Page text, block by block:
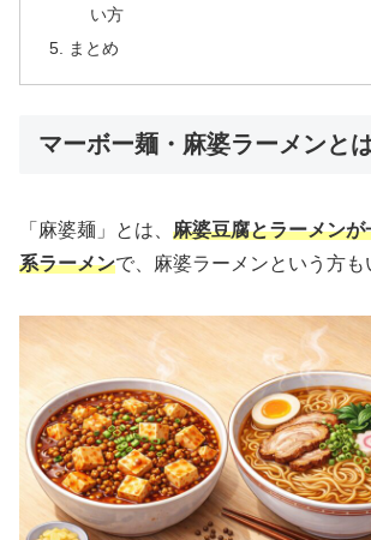
い方
まとめ
マーボー麺・麻婆ラーメンと
「麻婆麺」とは、 麻婆豆腐とラーメン
系ラーメンで、麻婆ラーメンという方も